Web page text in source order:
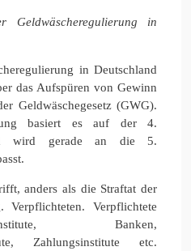
in
in Deutschland
das Aufspüren von Gewinn
Geldwäschegesetz (GWG).
basiert es auf der 4.
wird gerade an die 5.
anders als die Straftat der
Verpflichtete
Banken,
Zahlungsinstitute etc.